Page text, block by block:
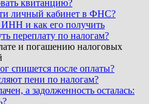
квитанцию?
личный кабинет в ФНС?
ИНН и как его получить
переплату по налогам?
и погашению налоговых
спишется после оплаты?
пени по налогам?
а задолженность осталась: